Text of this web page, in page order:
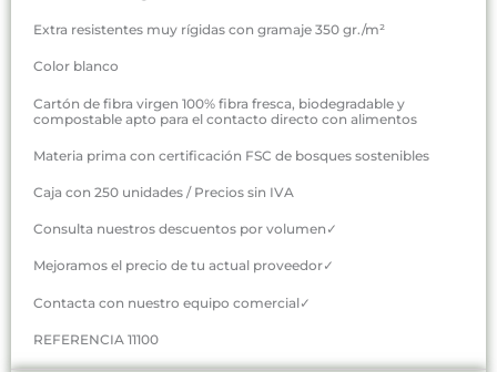
Extra resistentes muy rígidas con gramaje 350 gr./m²
Color blanco
Cartón de fibra virgen 100% fibra fresca, biodegradable y
compostable apto para el contacto directo con alimentos
Materia prima con certificación FSC de bosques sostenibles
Caja con 250 unidades / Precios sin IVA
Consulta nuestros descuentos por volumen✓
Mejoramos el precio de tu actual proveedor✓
Contacta con nuestro equipo comercial✓
REFERENCIA 11100